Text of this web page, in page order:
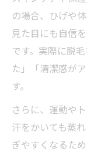
の場合、ひげや
見た目にも自信
です。実際に脱
た」「清潔感が
す。
さらに、運動や
汗をかいても蒸
ぎやすくなるた